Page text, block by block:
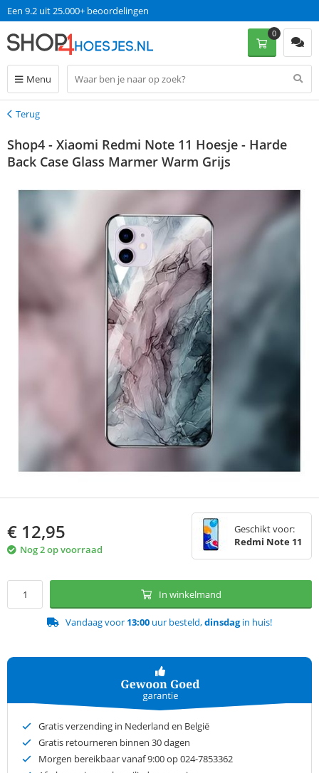
Een 9.2 uit 25.000+ beoordelingen
Menu
0
Terug
Terug
Shop4 - Xiaomi Redmi Note 11 Hoesje - Harde
Back Case Glass Marmer Warm Grijs
€ 12,95
Nog 2 op voorraad
Geschikt voor:
Redmi Note 11
In winkelmand
Vandaag voor 13:00 uur besteld,dinsdagin huis!
Gratis verzending in Nederland en België
Gratis retourneren binnen 30 dagen
Morgen bereikbaar vanaf 9:00 op 024-7853362